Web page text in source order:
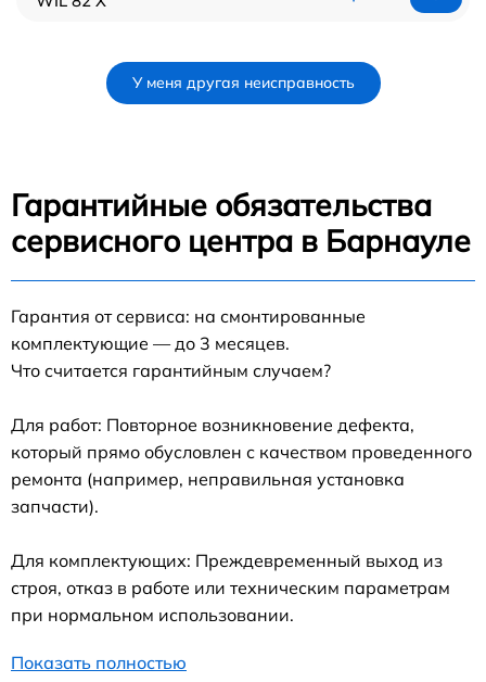
У меня другая неисправность
Гарантийные обязательства
сервисного центра в Барнауле
Гарантия от сервиса: на смонтированные
комплектующие — до 3 месяцев.
Что считается гарантийным случаем?
Для работ: Повторное возникновение дефекта,
который прямо обусловлен с качеством проведенного
ремонта (например, неправильная установка
запчасти).
Для комплектующих: Преждевременный выход из
строя, отказ в работе или техническим параметрам
при нормальном использовании.
Показать полностью